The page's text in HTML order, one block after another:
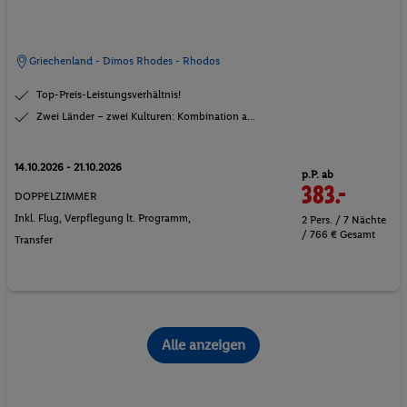
Griechenland - Dimos Rhodes - Rhodos
Top-Preis-Leistungsverhältnis!
Zwei Länder – zwei Kulturen: Kombination a...
14.10.2026 - 21.10.2026
DOPPELZIMMER
Inkl. Flug, Verpflegung lt. Programm,
Transfer
p.P. ab
383.-
2 Pers. / 7 Nächte
/ 766 € Gesamt
Alle anzeigen